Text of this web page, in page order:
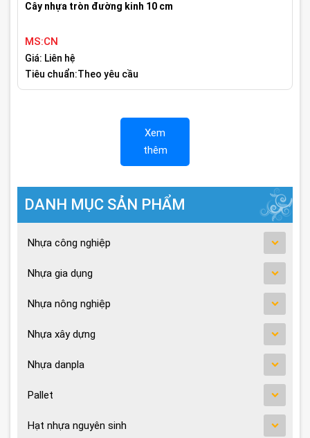
Cây nhựa tròn đường kinh 10 cm
MS:CN
Giá: Liên hệ
Tiêu chuẩn:Theo yêu cầu
Xem
thêm
DANH MỤC SẢN PHẨM
Nhựa công nghiệp
Nhựa gia dụng
Nhựa nông nghiệp
Nhựa xây dựng
Nhựa danpla
Pallet
Hạt nhựa nguyên sinh